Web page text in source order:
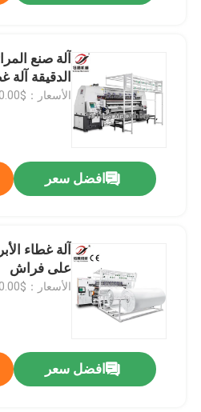
آلة صنع المراتب
الدقيقة
الأسعار：$10,000.00 - $60,000.00/sets
افضل سعر
آلة غطاء
على فراش
الأسعار：$10,000.00 - $50,000.00/sets
افضل سعر